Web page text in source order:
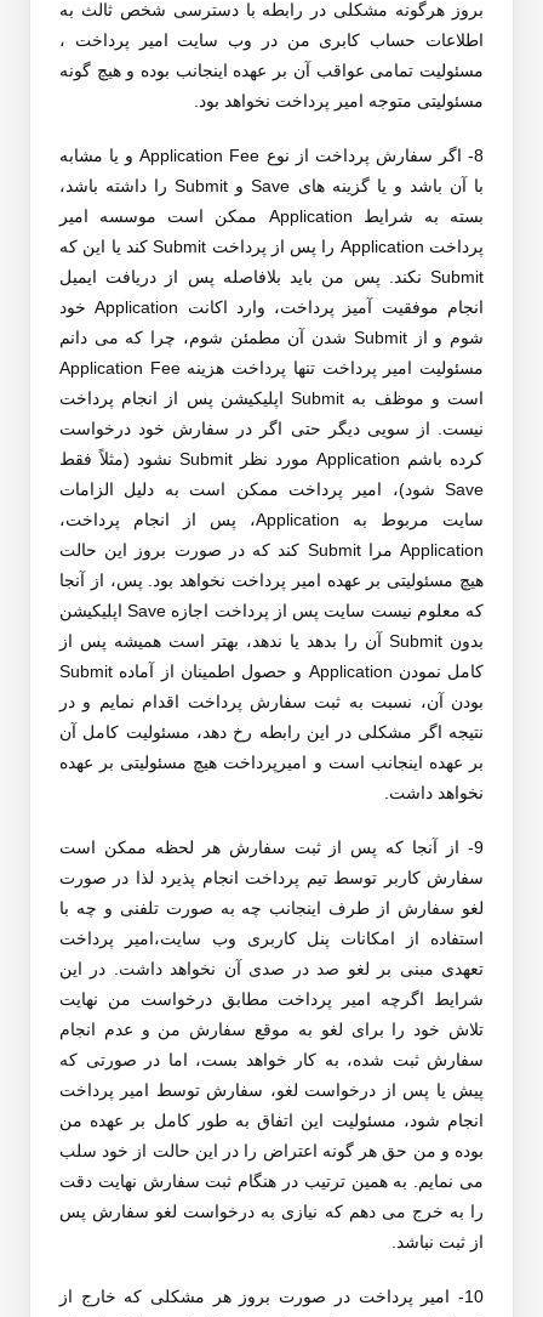
بروز هرگونه مشکلی در رابطه با دسترسی شخص ثالث به
اطلاعات حساب کابری من در وب سایت امیر پرداخت ،
مسئولیت تمامی عواقب آن بر عهده اینجانب بوده و هیچ گونه
مسئولیتی متوجه امیر پرداخت نخواهد بود.
8- اگر سفارش پرداخت از نوع Application Fee و یا مشابه
با آن باشد و یا گزینه های Save و Submit را داشته باشد،
بسته به شرایط Application ممکن است موسسه امیر
پرداخت Application را پس از پرداخت Submit کند یا این که
Submit نکند. پس من باید بلافاصله پس از دریافت ایمیل
انجام موفقیت آمیز پرداخت، وارد اکانت Application خود
شوم و از Submit شدن آن مطمئن شوم، چرا که می دانم
مسئولیت امیر پرداخت تنها پرداخت هزینه Application Fee
است و موظف به Submit اپلیکیشن پس از انجام پرداخت
نیست. از سویی دیگر حتی اگر در سفارش خود درخواست
کرده باشم Application مورد نظر Submit نشود (مثلاً فقط
Save شود)، امیر پرداخت ممکن است به دلیل الزامات
سایت مربوط به Application، پس از انجام پرداخت،
Application مرا Submit کند که در صورت بروز این حالت
هیچ مسئولیتی بر عهده امیر پرداخت نخواهد بود. پس، از آنجا
که معلوم نیست سایت پس از پرداخت اجازه Save اپلیکیشن
بدون Submit آن را بدهد یا ندهد، بهتر است همیشه پس از
کامل نمودن Application و حصول اطمینان از آماده Submit
بودن آن، نسبت به ثبت سفارش پرداخت اقدام نمایم و در
نتیجه اگر مشکلی در این رابطه رخ دهد، مسئولیت کامل آن
بر عهده اینجانب است و امیرپرداخت هیچ مسئولیتی بر عهده
نخواهد داشت.
9- از آنجا که پس از ثبت سفارش هر لحظه ممکن است
سفارش کاربر توسط تیم پرداخت انجام پذیرد لذا در صورت
لغو سفارش از طرف اینجانب چه به صورت تلفنی و چه با
استفاده از امکانات پنل کاربری وب سایت،امیر پرداخت
تعهدی مبنی بر لغو صد در صدی آن نخواهد داشت. در این
شرایط اگرچه امیر پرداخت مطابق درخواست من نهایت
تلاش خود را برای لغو به موقع سفارش من و عدم انجام
سفارش ثبت شده، به کار خواهد بست، اما در صورتی که
پیش یا پس از درخواست لغو، سفارش توسط امیر پرداخت
انجام شود، مسئولیت این اتفاق به طور کامل بر عهده من
بوده و من حق هر گونه اعتراض را در این حالت از خود سلب
می نمایم. به همین ترتیب در هنگام ثبت سفارش نهایت دقت
را به خرج می دهم که نیازی به درخواست لغو سفارش پس
از ثبت نباشد.
10- امیر پرداخت در صورت بروز هر مشکلی که خارج از